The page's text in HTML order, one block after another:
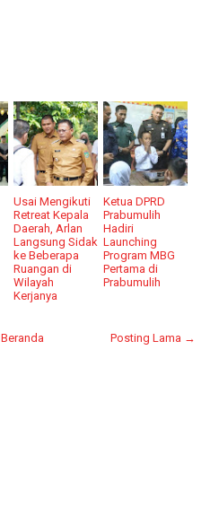
Usai Mengikuti
Retreat Kepala
Daerah, Arlan
Langsung Sidak
ke Beberapa
Ruangan di
Wilayah
Kerjanya
Ketua DPRD
Prabumulih
Hadiri
Launching
Program MBG
Pertama di
Prabumulih
Posting Lama →
Beranda